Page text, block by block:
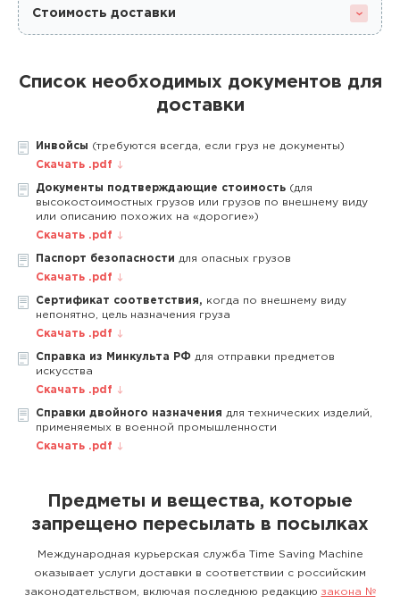
Стоимость доставки
Список необходимых документов для
доставки
Инвойсы (требуются всегда, если груз не документы)
Скачать .pdf
Документы подтверждающие стоимость (для
высокостоимостных грузов или грузов по внешнему виду
или описанию похожих на «дорогие»)
Скачать .pdf
Паспорт безопасности для опасных грузов
Скачать .pdf
Сертификат соответствия, когда по внешнему виду
непонятно, цель назначения груза
Скачать .pdf
Справка из Минкульта РФ для отправки предметов
искусства
Скачать .pdf
Справки двойного назначения для технических изделий,
применяемых в военной промышленности
Скачать .pdf
Предметы и вещества, которые
запрещено пересылать в посылках
Международная курьерская служба Time Saving Machine
оказывает услуги доставки в соответствии с российским
законодательством, включая последнюю редакцию закона №